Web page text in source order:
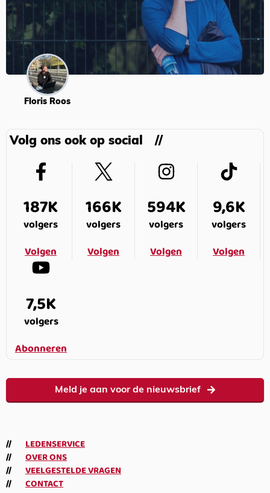
Floris Roos
Volg ons ook op social
187K
volgers
Volgen
166K
volgers
Volgen
594K
volgers
Volgen
9,6K
volgers
Volgen
7,5K
volgers
Abonneren
Meld je aan voor de nieuwsbrief
LEDENSERVICE
OVER ONS
VEELGESTELDE VRAGEN
CONTACT